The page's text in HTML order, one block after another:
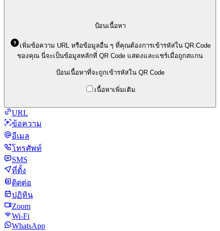
ป้อนเนื้อหา
เพิ่มข้อความ URL หรือข้อมูลอื่น ๆ ที่คุณต้องการเข้ารหัสใน QR Code
ของคุณ นี่จะเป็นข้อมูลหลักที่ QR Code แสดงและแชร์เมื่อถูกสแกน
ป้อนเนื้อหาที่จะถูกเข้ารหัสใน QR Code
เนื้อหาเพิ่มเติม
URL
ข้อความ
อีเมล
โทรศัพท์
SMS
ที่ตั้ง
ติดต่อ
ปฏิทิน
Zoom
Wi-Fi
WhatsApp